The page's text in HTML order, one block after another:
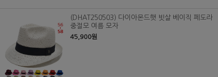
(DHAT250503) 다이아몬드햇 빗살 베이직 페도라
중절모 여름 모자
45,900원